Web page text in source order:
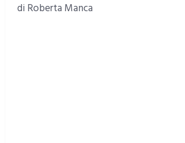
di Roberta Manca